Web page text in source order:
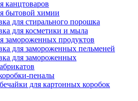
канцтоваров
бытовой химии
для стирального порошка
для косметики и мыла
замороженных продуктов
для замороженных пельменей
для замороженных
пеналы
для картонных коробок